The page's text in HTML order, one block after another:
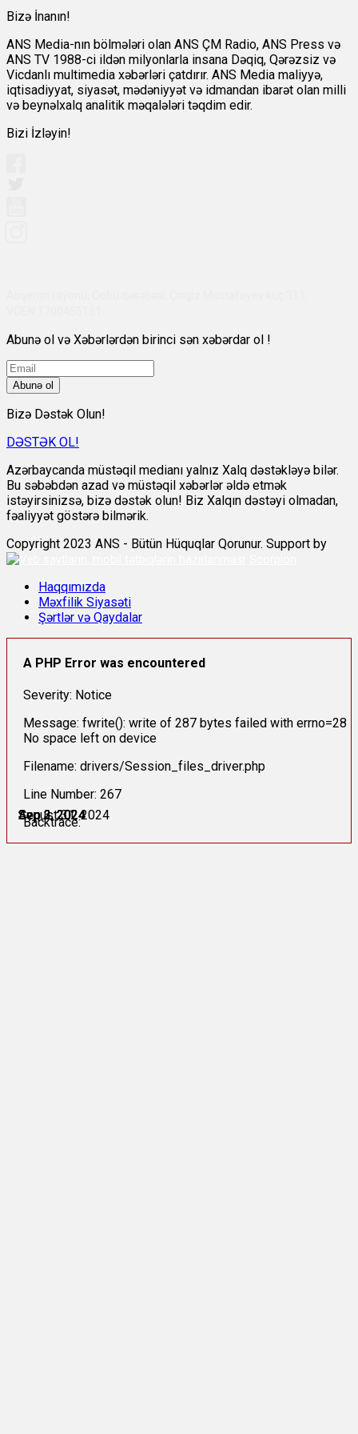
Avqust 31, 2024
Sep 2, 2024
Sep 2, 2024
Sep 3, 2024
Sep 3, 2024
Sep 3, 2024
Bizə İnanın!
ANS Media-nın bölmələri olan ANS ÇM Radio, ANS Press və
ANS TV 1988-ci ildən milyonlarla insana Dəqiq, Qərəzsiz və
Vicdanlı multimedia xəbərləri çatdırır. ANS Media maliyyə,
iqtisadiyyat, siyasət, mədəniyyət və idmandan ibarət olan milli
və beynəlxalq analitik məqalələri təqdim edir.
Bizi İzləyin!
Abunə ol və Xəbərlərdən birinci sən xəbərdar ol !
Abunə ol
Bizə Dəstək Olun!
DƏSTƏK OL!
Azərbaycanda müstəqil medianı yalnız Xalq dəstəkləyə bilər.
Bu səbəbdən azad və müstəqil xəbərlər əldə etmək
istəyirsinizsə, bizə dəstək olun! Biz Xalqın dəstəyi olmadan,
fəaliyyət göstərə bilmərik.
Copyright 2023 ANS - Bütün Hüquqlar Qorunur. Support by
Haqqımızda
Məxfilik Siyasəti
Şərtlər və Qaydalar
A PHP Error was encountered
Severity: Notice
Message: fwrite(): write of 287 bytes failed with errno=28
No space left on device
Filename: drivers/Session_files_driver.php
Line Number: 267
Backtrace: